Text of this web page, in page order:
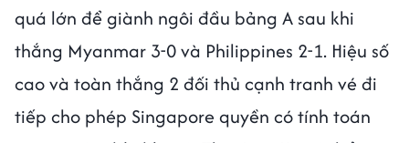
quá lớn để giành ngôi đầu bảng A sau khi
thắng Myanmar 3-0 và Philippines 2-1. Hiệu số
cao và toàn thắng 2 đối thủ cạnh tranh vé đi
tiếp cho phép Singapore quyền có tính toán